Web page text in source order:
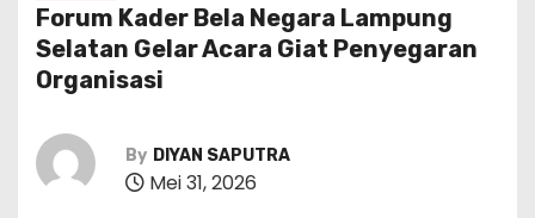
Forum Kader Bela Negara Lampung
Selatan Gelar Acara Giat Penyegaran
Organisasi
By DIYAN SAPUTRA
Mei 31, 2026